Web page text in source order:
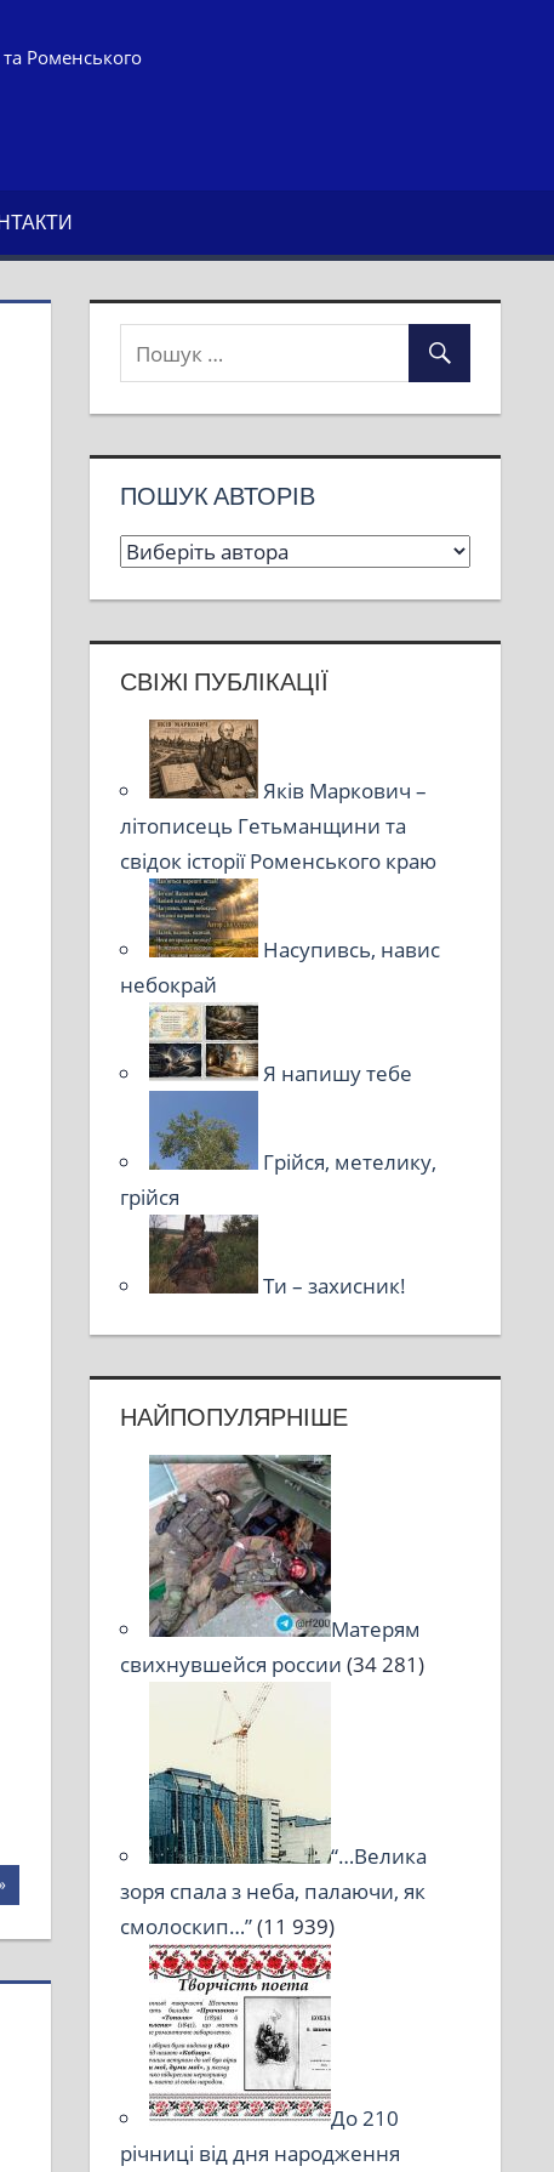
та Роменського
ПОШУК АВТОРІВ
СВІЖІ ПУБЛІКАЦІЇ
Яків Маркович –
літописець Гетьманщини та
свідок історії Роменського краю
Насупивсь, навис
небокрай
Я напишу тебе
Грійся, метелику,
грійся
Ти – захисник!
НАЙПОПУЛЯРНІШЕ
Матерям
свихнувшейся россии (34 281)
“…Велика
зоря спала з неба, палаючи, як
смолоскип…”(11 939)
До 210
річниці від дня народження